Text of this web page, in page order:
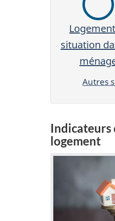
situation
Autres
Indicateurs
logement